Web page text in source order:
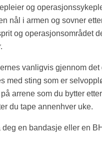
og
nål i armen og sovner
og operasjonsområdet
vanligvis gjennom det
med sting som er
arrene som du bytter
du tape annenhver uke.
deg en bandasje eller en